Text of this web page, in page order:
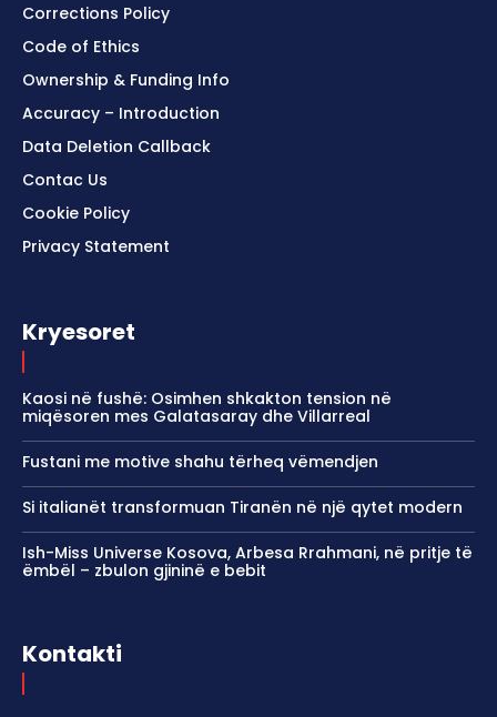
Corrections Policy
Code of Ethics
Ownership & Funding Info
Accuracy – Introduction
Data Deletion Callback
Contac Us
Cookie Policy
Privacy Statement
Kryesoret
Kaosi në fushë: Osimhen shkakton tension në
miqësoren mes Galatasaray dhe Villarreal
Fustani me motive shahu tërheq vëmendjen
Si italianët transformuan Tiranën në një qytet modern
Ish-Miss Universe Kosova, Arbesa Rrahmani, në pritje të
ëmbël – zbulon gjininë e bebit
Kontakti